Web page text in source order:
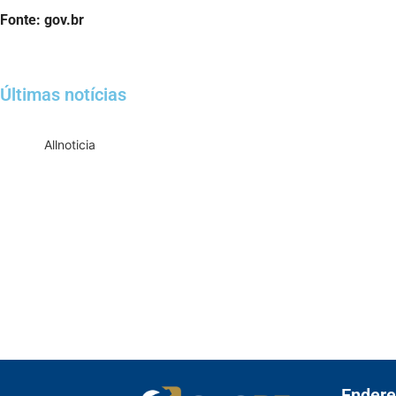
Fonte: gov.br
Últimas notícias
Allnoticia